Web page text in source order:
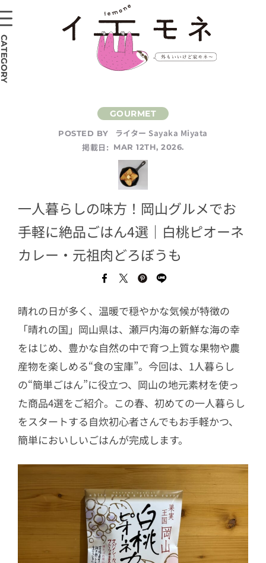
POSTED BY
ライター Sayaka Miyata
掲載日:
MAR 12TH, 2026.
一人暮らしの味方！岡山グルメでお
手軽に絶品ごはん4選｜白桃ピオーネ
カレー・元祖肉どろぼうも
晴れの日が多く、温暖で穏やかな気候が特徴の
「晴れの国」岡山県は、瀬戸内海の新鮮な海の幸
をはじめ、豊かな自然の中で育つ上質な果物や農
産物を楽しめる“食の宝庫”。今回は、1人暮らし
の“簡単ごはん”に役立つ、岡山の地元素材を使っ
た商品4選をご紹介。この春、初めての一人暮らし
をスタートする自炊初心者さんでもお手軽かつ、
簡単においしいごはんが完成します。